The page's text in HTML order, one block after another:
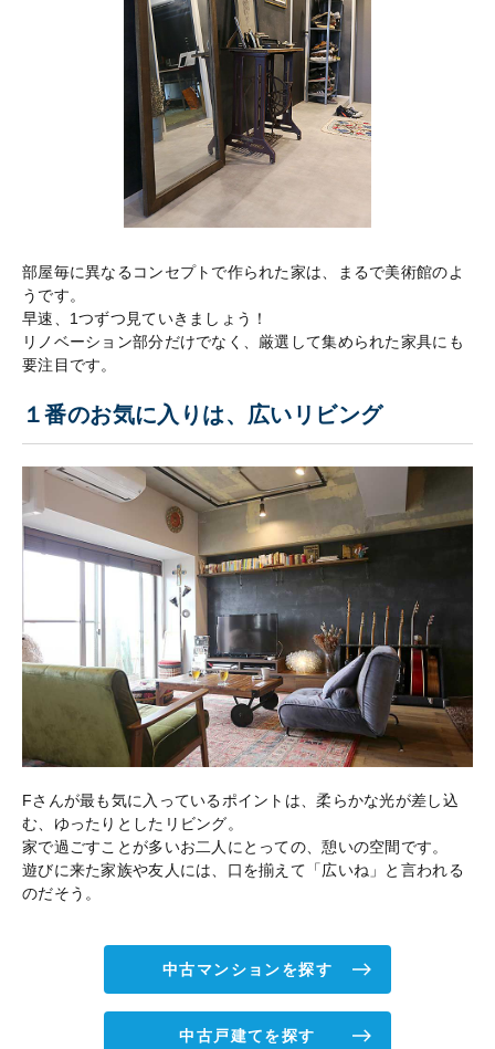
部屋毎に異なるコンセプトで作られた家は、まるで美術館のよ
うです。
早速、1つずつ見ていきましょう！
リノベーション部分だけでなく、厳選して集められた家具にも
要注目です。
１番のお気に入りは、広いリビング
Fさんが最も気に入っているポイントは、柔らかな光が差し込
む、ゆったりとしたリビング。
家で過ごすことが多いお二人にとっての、憩いの空間です。
遊びに来た家族や友人には、口を揃えて「広いね」と言われる
のだそう。
中古マンションを探す
中古戸建てを探す